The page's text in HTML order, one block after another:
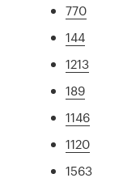
770
144
1213
189
1146
1120
1563